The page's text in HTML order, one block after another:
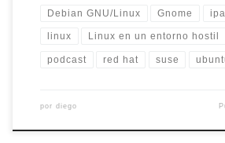
Debian GNU/Linux Gnome
linux Linux en un entorno hostil
podcast red hat suse
por diego